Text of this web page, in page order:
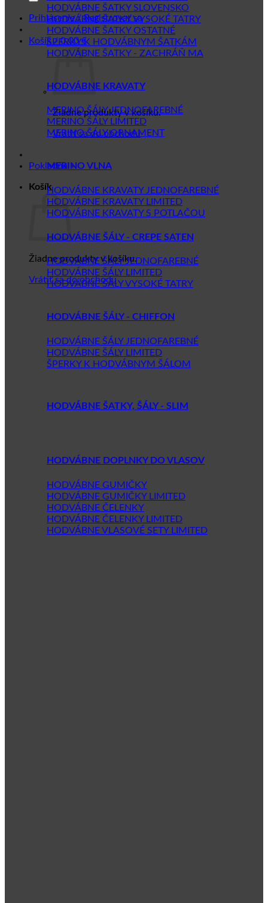
Prihlásenie / Registrovať sa
Košík /0.00€
Žiadne produkty v košíku.
Vrátiť sa do obchodu
Pokladňa +
Košík
Žiadne produkty v košíku.
Vrátiť sa do obchodu
HODVÁBNE ŠATKY SLOVENSKO
HODVÁBNE ŠATKY VYSOKÉ TATRY
HODVÁBNE ŠATKY OSTATNÉ
ŠPERKY K HODVÁBNYM ŠATKÁM
HODVÁBNE ŠATKY - ZACHRÁŇ MA
HODVÁBNE KRAVATY
MERINO ŠÁLY JEDNOFAREBNÉ
MERINO ŠÁLY LIMITED
MERINO ŠÁLY ORNAMENT
MERINO VLNA
HODVÁBNE KRAVATY JEDNOFAREBNÉ
HODVÁBNE KRAVATY LIMITED
HODVÁBNE KRAVATY S POTLAČOU
HODVÁBNE ŠÁLY - CREPE SATEN
HODVÁBNE ŠÁLY JEDNOFAREBNÉ
HODVÁBNE ŠÁLY LIMITED
HODVÁBNE ŠÁLY VYSOKÉ TATRY
HODVÁBNE ŠÁLY - CHIFFON
HODVÁBNE ŠÁLY JEDNOFAREBNÉ
HODVÁBNE ŠÁLY LIMITED
ŠPERKY K HODVÁBNYM ŠÁLOM
HODVÁBNE ŠATKY, ŠÁLY - SLIM
HODVÁBNE DOPLNKY DO VLASOV
HODVÁBNE GUMIČKY
HODVÁBNE GUMIČKY LIMITED
HODVÁBNE ČELENKY
HODVÁBNE ČELENKY LIMITED
HODVÁBNE VLASOVÉ SETY LIMITED